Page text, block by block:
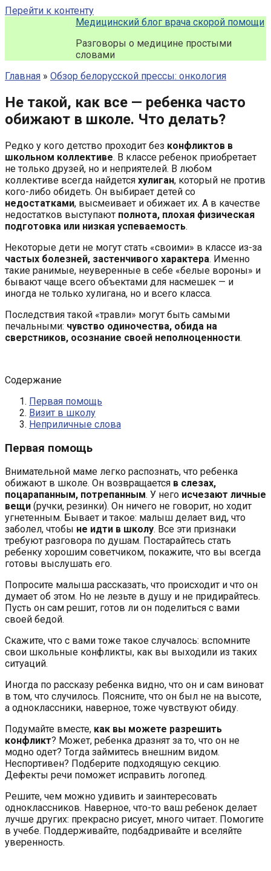
Перейти к контенту
Медицинский блог врача скорой помощи
Разговоры о медицине простыми
словами
Главная » Обзор белорусской прессы: онкология
Не такой, как все — ребенка часто
обижают в школе. Что делать?
Редко у кого детство проходит без конфликтов в
школьном коллективе. В классе ребенок приобретает
не только друзей, но и неприятелей. В любом
коллективе всегда найдется хулиган, который не против
кого-либо обидеть. Он выбирает детей со
недостатками, высмеивает и обижает их. А в качестве
недостатков выступают полнота, плохая физическая
подготовка или низкая успеваемость.
Некоторые дети не могут стать «своими» в классе из-за
частых болезней, застенчивого характера. Именно
такие ранимые, неуверенные в себе «белые вороны» и
бывают чаще всего объектами для насмешек — и
иногда не только хулигана, но и всего класса.
Последствия такой «травли» могут быть самыми
печальными: чувство одиночества, обида на
сверстников, осознание своей неполноценности.
Содержание
Первая помощь
Визит в школу
Неприличные слова
Первая помощь
Внимательной маме легко распознать, что ребенка
обижают в школе. Он возвращается в слезах,
поцарапанным, потрепанным. У него исчезают личные
вещи (ручки, резинки). Он ничего не говорит, но ходит
угнетенным. Бывает и такое: малыш делает вид, что
заболел, чтобы не идти в школу. Все эти признаки
требуют разговора по душам. Постарайтесь стать
ребенку хорошим советчиком, покажите, что вы всегда
готовы выслушать его.
Попросите малыша рассказать, что происходит и что он
думает об этом. Но не лезьте в душу и не придирайтесь.
Пусть он сам решит, готов ли он поделиться с вами
своей бедой.
Скажите, что с вами тоже такое случалось: вспомните
свои школьные конфликты, как вы выходили из таких
ситуаций.
Иногда по рассказу ребенка видно, что он и сам виноват
в том, что случилось. Поясните, что он был не на высоте,
а одноклассники, наверное, тоже чувствуют обиду.
Подумайте вместе, как вы можете разрешить
конфликт? Может, ребенка дразнят за то, что он не
модно одет? Тогда займитесь внешним видом.
Неспортивен? Подберите подходящую секцию.
Дефекты речи поможет исправить логопед.
Решите, чем можно удивить и заинтересовать
одноклассников. Наверное, что-то ваш ребенок делает
лучше других: прекрасно рисует, много читает. Помогите
в учебе. Поддерживайте, подбадривайте и вселяйте
уверенность.